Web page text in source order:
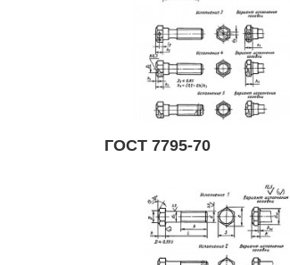
ГОСТ 7795-70